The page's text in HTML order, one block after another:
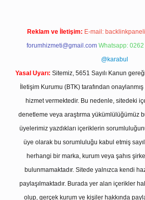
Reklam ve İletişim: E-mail:
forumhizmeti@gmail.com Whatsapp:
@karabul
Yasal Uyarı: Sitemiz, 5651 Sayılı Kanun
İletişim Kurumu (BTK) tarafından
hizmet vermektedir. Bu nedenle, sitedeki
denetleme veya araştırma yükümlülüğümüz
üyelerimiz yazdıkları içeriklerin
üye olarak bu sorumluluğu kabul etmiş
herhangi bir marka, kurum veya şahıs
bulunmamaktadır. Sitede yalnızca kendi
paylaşılmaktadır. Burada yer alan içerikler
olup, gerçek kurum ve kişiler hakkında